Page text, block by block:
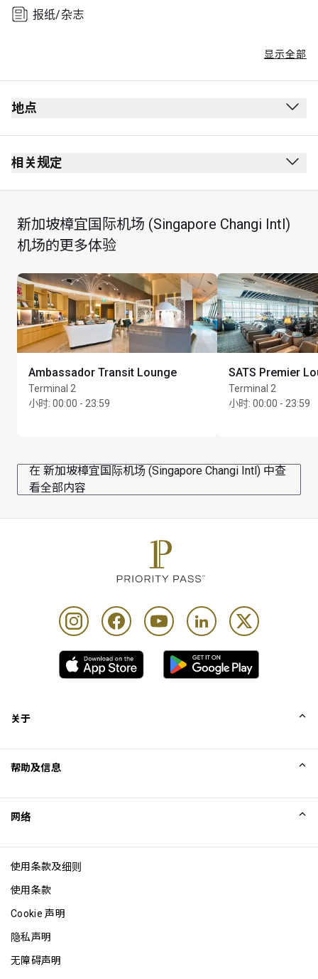
报纸/杂志
显示全部
地点
出发
安全检查站前方
按照标示前往 Hub & Spoke
经大巴停靠站出口离开
相关规定
禁止吸烟（包括电子烟）
无着装要求
儿童不得进入
下任一项套餐
A 套餐：2 小时自行车租赁（最晚租车时间 17:30，需于
19:30 前归还），1 次双人淋浴使用和毛巾（可使用两次
淋浴），1 道指定菜单的主菜，2 杯当地饮料（无酒精饮
料）、1 份免费小吃（薯条）
或者 B 套餐：1 品脱啤酒（Sapporo、Hoegaarden 或
Stella Artois）
每享受一项套餐代表持卡人使用现有到访贵宾室礼遇 1
次，在适用的情况下，须据此向持卡人收费。例如，如
卡人到访和 1 次同行宾客到访计费
Only 1 card per visit per Cardholder will be accepted at
要享受此优惠，持卡人必须在选择护理前出示有效会员
使用健身房须另外付费。3. 淋浴设施按先到先得的原则
当地饮料仅限于水、班兰香茅茶、柠檬茶、Kopi（咖
啡）和瓶装水。所有其他类无酒精饮料均须另外付费
incurred
liable should the offer value be less than Customers
and guest visits are advised to review programme
Conditions of Use prior to accessing the offer
每位持卡人最多可携同 Unlimited 位同行宾客
新加坡樟宜国际机场 (Singapore Changi Intl)
机场的更多体验
Ambassador Transit Lounge
Terminal 2
小时: 00:00 - 23:59
SATS Premier
Terminal 2
小时: 00:00 - 23:59
在 新加坡樟宜国际机场 (Singapore Changi Intl) 中查
看全部内容
关于
Excellence Awards
博客
帮助及信息
网络
使用条款及细则
使用条款
Cookie 声明
隐私声明
无障碍声明